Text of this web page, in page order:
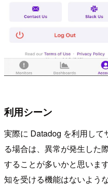
利用シーン
実際に Datadog を利用し
る場合は、異常が発生した
することが多いかと思いま
知を受ける機能はないよう